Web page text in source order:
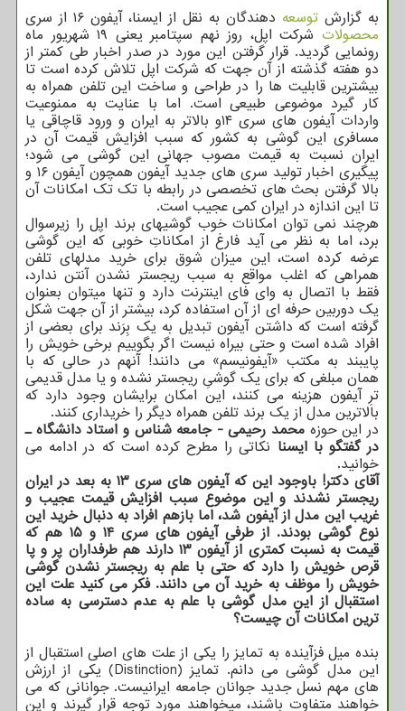
به گزارش توسعه دهندگان به نقل از ایسنا، آیفون ۱۶ از سری
محصولات شرکت اپل، روز نهم سپتامبر یعنی ۱۹ شهریور ماه
رونمایی گردید. قرار گرفتن این مورد در صدر اخبار طی کمتر از
دو هفته گذشته از آن جهت که شرکت اپل تلاش کرده است تا
بیشترین قابلیت ها را در طراحی و ساخت این تلفن همراه به
کار گیرد موضوعی طبیعی است. اما با عنایت به ممنوعیت
واردات آیفون های سری ۱۴و بالاتر به ایران و ورود قاچاقی یا
مسافری این گوشی به کشور که سبب افزایش قیمت آن در
ایران نسبت به قیمت مصوب جهانی این گوشی می شود؛
پیگیری اخبار تولید سری های جدید آیفون همچون آیفون ۱۶ و
بالا گرفتن بحث های تخصصی در رابطه با تک تک امکانات آن
تا این اندازه در ایران کمی عجیب است.
هرچند نمی توان امکانات خوب گوشیهای برند اپل را زیرسوال
برد، اما به نظر می آید فارغ از امکاناتِ خوبی که این گوشی
عرضه کرده است، این میزان شوق برای خرید مدلهای تلفن
همراهی که اغلب مواقع به سبب ریجستر نشدن آنتن ندارد،
فقط با اتصال به وای فای اینترنت دارد و تنها میتوان بعنوان
یک دوربین حرفه ای از آن استفاده کرد، بیشتر از آن جهت شکل
گرفته است که داشتن آیفون تبدیل به یک بِرَند برای بعضی از
افراد شده است و حتی بیراه نیست اگر بگوییم برخی خویش را
پایبند به مکتب «آیفونیسم» می دانند! آنهم در حالی که با
همان مبلغی که برای یک گوشیِ ریجستر نشده و یا مدل قدیمی
ترِ آیفون هزینه می کنند، این امکان برایشان وجود دارد که
بالاترین مدل از یک برند تلفن همراه دیگر را خریداری کنند.
در این حوزه محمد رحیمی - جامعه شناس و استاد دانشگاه ـ
در گفتگو با ایسنا نکاتی را مطرح کرده است که در ادامه می
خوانید.
آقای دکتر! باوجود این که آیفون های سری ۱۳ به بعد در ایران
ریجستر نشدند و این موضوع سبب افزایش قیمت عجیب و
غریب این مدل از آیفون شد، اما بازهم افراد به دنبال خرید این
نوع گوشی بودند. از طرفی آیفون های سری ۱۴ و ۱۵ هم که
قیمت به نسبت کمتری از آیفون ۱۳ دارند هم طرفداران پر و پا
قرص خویش را دارد که حتی با علم به ریجستر نشدن گوشی
خویش را موظف به خرید آن می دانند. فکر می کنید علت این
استقبال از این مدل گوشی با علم به عدم دسترسی به ساده
ترین امکانات آن چیست؟
بنده میل فزآینده به تمایز را یکی از علت های اصلی استقبال از
این مدل گوشی می دانم. تمایز (Distinction) یکی از ارزش
های مهم نسل جدید جوانان جامعه ایرانیست. جوانانی که می
خواهند متفاوت باشند، میخواهند مورد توجه قرار گیرند و این